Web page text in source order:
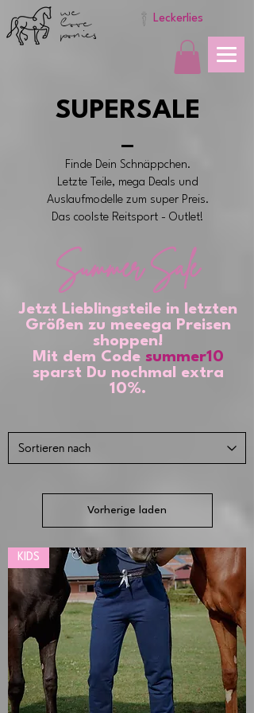
Leckerlies
we
love
ponies
SUPERSALE
Finde Dein Schnäppchen.
Letzte Teile, mega Deals und
Auslaufmodelle zum super Preis.
Das coolste Reitsport - Outlet!
Summer Sale
Jetzt Lieblingsteile in letzten
Größen zu meeega Preisen
shoppen!
Mit dem Code summer10
sparst Du nochmal extra
10%.
Vorherige laden
KIDS